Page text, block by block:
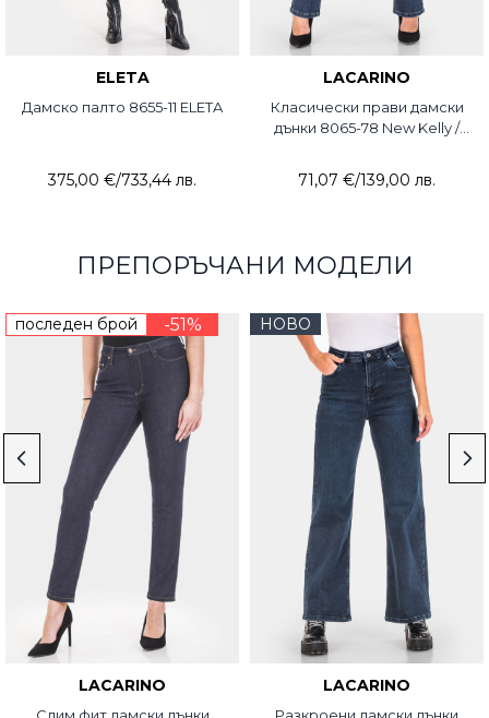
ELETA
Дамско палто 8655-11 ELETA
375,00 €/733,44 лв.
LACARINO
Класически прави дамски
дънки 8065-78 New Kelly /
71,07 €/139,00 лв.
ПРЕПОРЪЧАНИ МОДЕЛИ
последен брой -51%
LACARINO
НОВО
LACARINO